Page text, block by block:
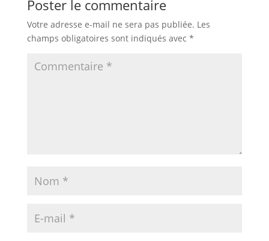
Poster le commentaire
Votre adresse e-mail ne sera pas publiée. Les
champs obligatoires sont indiqués avec *